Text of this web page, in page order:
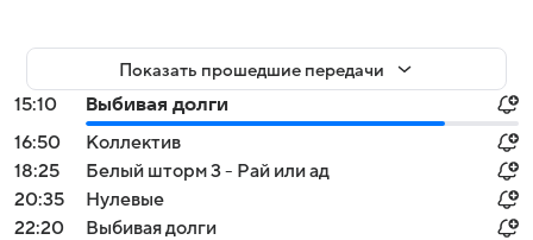
Показать прошедшие передачи
15:10
Выбивая долги
16:50
Коллектив
18:25
Белый шторм 3 - Рай или ад
20:35
Нулевые
22:20
Выбивая долги